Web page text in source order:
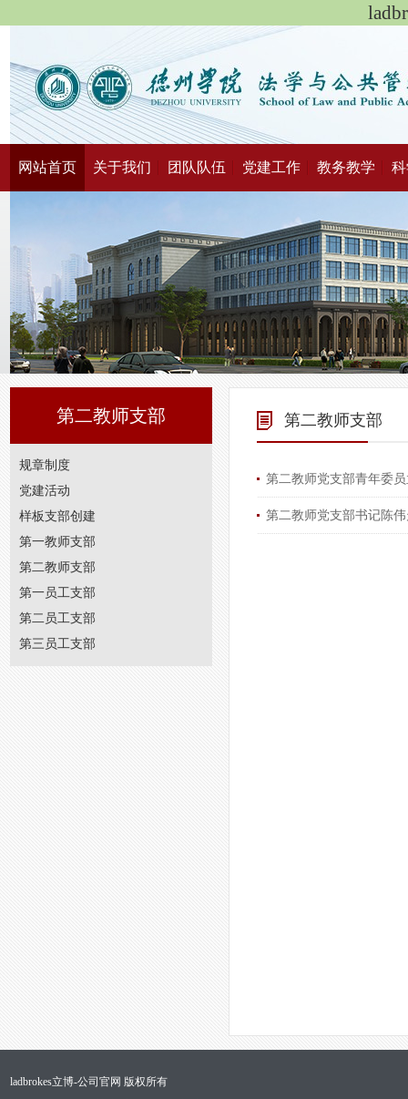
网站首页 关于我们 团队队伍 党建工作 教务教学
第二教师支部
规章制度
党建活动
样板支部创建
第一教师支部
第二教师支部
第一员工支部
第二员工支部
第三员工支部
第二教师支部
第二教师党支部青年委
第二教师党支部书记陈
ladbrokes立博-公司官网 版权所有